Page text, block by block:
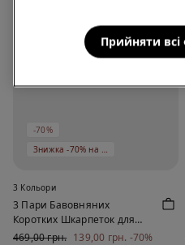
-70%
3 Кольори
3 Пари Бавовняних
Коротких Шкарпеток для
Дівчаток
469,00 грн. 139,00 грн. -70%
Прийняти